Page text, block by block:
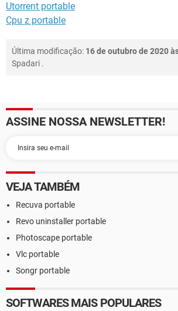
Utorrent portable
Cpu z portable
Última modificação: 16 de outubro de 2020
Spadari .
ASSINE NOSSA NEWSLETTER!
VEJA TAMBÉM
Recuva portable
Revo uninstaller portable
Photoscape portable
Vlc portable
Songr portable
SOFTWARES MAIS POPULARES